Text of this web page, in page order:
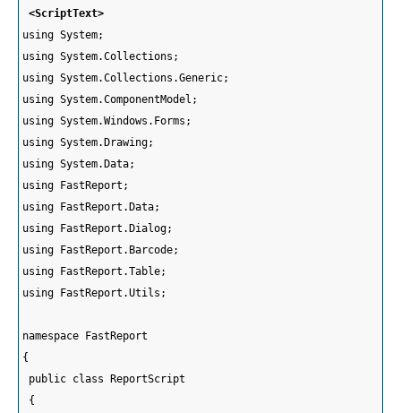
<ScriptText>
using System;
using System.Collections;
using System.Collections.Generic;
using System.ComponentModel;
using System.Windows.Forms;
using System.Drawing;
using System.Data;
using FastReport;
using FastReport.Data;
using FastReport.Dialog;
using FastReport.Barcode;
using FastReport.Table;
using FastReport.Utils;
namespace FastReport
{
public class ReportScript
{